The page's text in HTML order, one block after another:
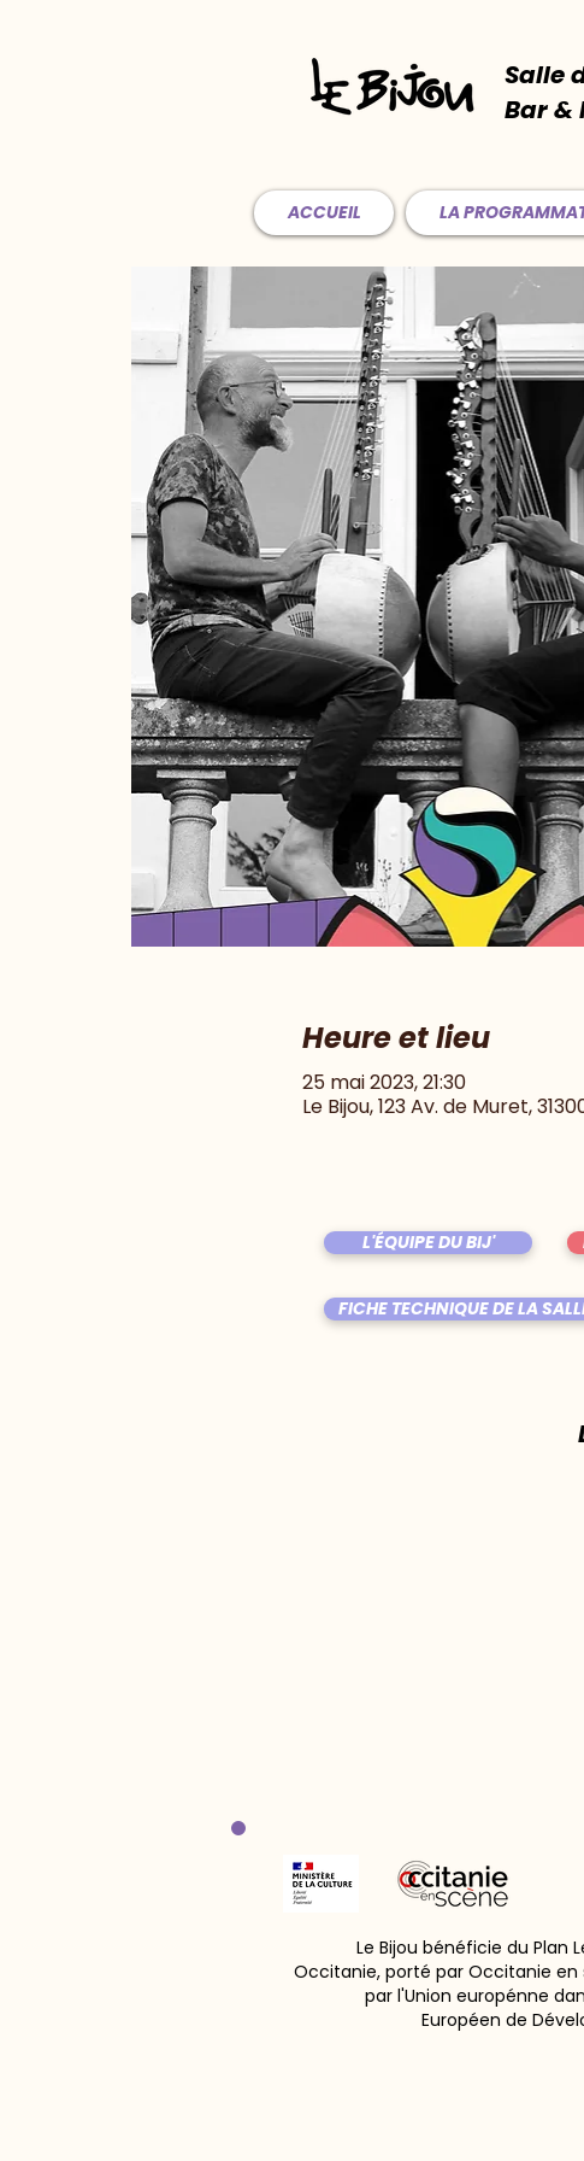
Salle
Bar &
ACCUEIL LA
Heure et lieu
25 mai 2023, 21:30
Le Bijou, 123 Av. de Muret,
L'ÉQUIPE DU BIJ'
FICHE TECHNIQUE DE LA
Le Bijou bénéficie du Plan
Occitanie, porté par Occitanie
par l'Union europénne
Européen de